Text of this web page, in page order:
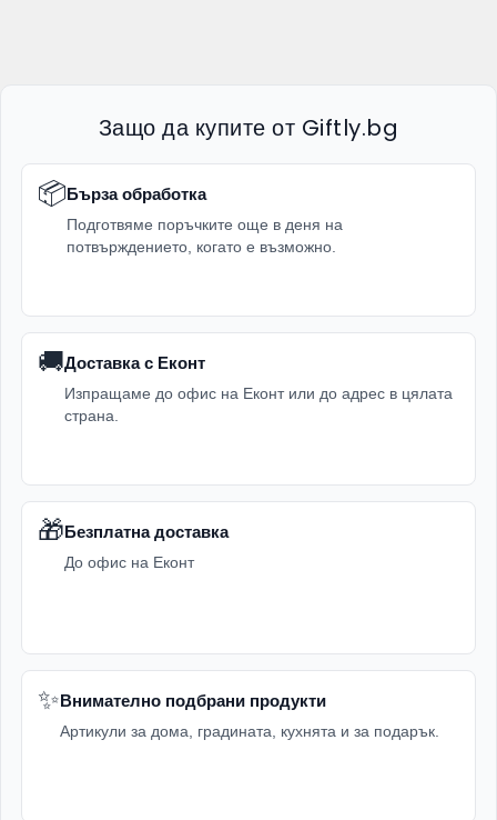
Защо да купите от Giftly.bg
📦Бърза обработка
Подготвяме поръчките още в деня на
потвърждението, когато е възможно.
🚚Доставка с Еконт
Изпращаме до офис на Еконт или до адрес в цялата
страна.
🎁Безплатна доставка
До офис на Еконт
✨Внимателно подбрани продукти
Артикули за дома, градината, кухнята и за подарък.